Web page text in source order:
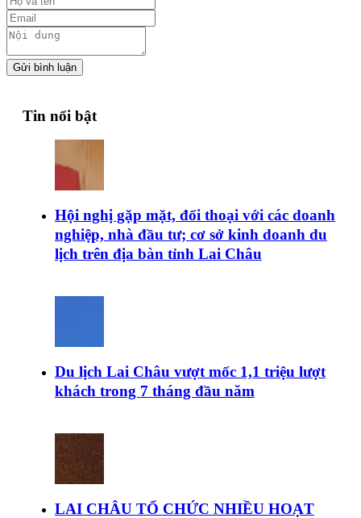
Gửi bình luận
Tin nổi bật
Hội nghị gặp mặt, đối thoại với các doanh
nghiệp, nhà đầu tư; cơ sở kinh doanh du
lịch trên địa bàn tỉnh Lai Châu
Du lịch Lai Châu vượt mốc 1,1 triệu lượt
khách trong 7 tháng đầu năm
LAI CHÂU TỔ CHỨC NHIỀU HOẠT